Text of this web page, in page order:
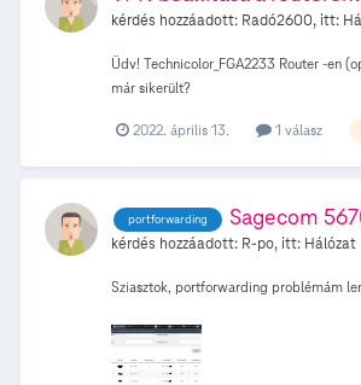
kérdés hozzáadott: Radó2600, itt:
Üdv! Technicolor_FGA2233 Router -en
már sikerült?
2022. április 13. 1 válasz
portforwarding Sagecom
kérdés hozzáadott: R-po, itt: Hálózat
Sziasztok, portforwarding problémám